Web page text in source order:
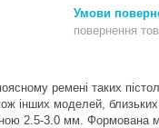
повернення
ремені таких
інших моделей, близьких
2.5-3.0 мм. Формована